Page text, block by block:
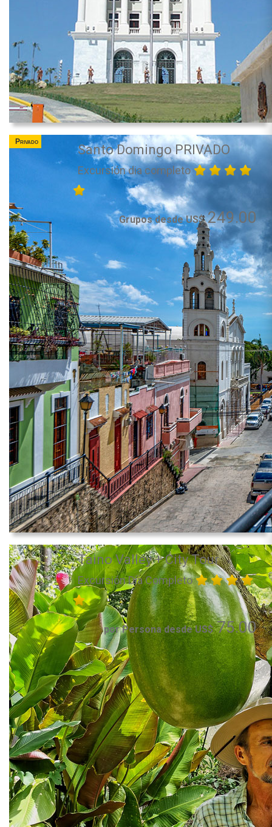
Privado
Santo Domingo PRIVADO
Excursión dia completo
Grupos desde US$249.00
Taino Valley + City Tour
Excursión Día Completo
por Persona desde US$75.00